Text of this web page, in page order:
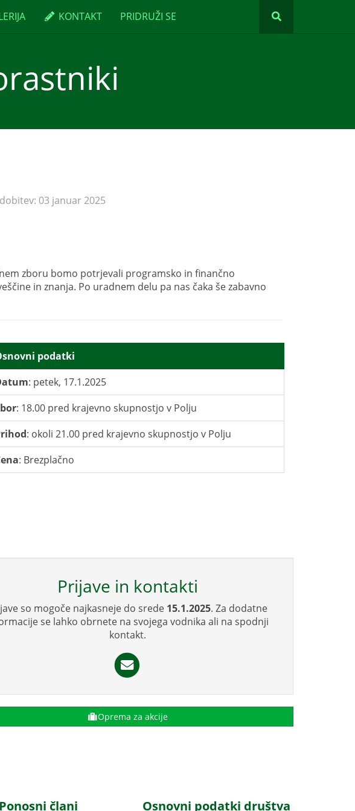
KONTAKT PRIDRUŽI SE
03 januar 2025
zboru bomo potrjevali programsko in finančno
in znanja. Po uradnem delu pa nas čaka še zabavno
podatki
: petek, 17.1.2025
: 18.00 pred krajevno skupnostjo v Polju
: okoli 21.00 pred krajevno skupnostjo v Polju
: Brezplačno
Prijave in kontakti
so mogoče najkasneje do srede 15.1.2025. Za dodatne
se lahko obrnete na svojega vodnika ali na spodnji
kontakt.
Oprema za akcije
Ponosni člani Osnovni podatki društva